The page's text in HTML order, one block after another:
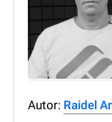
Autor: Raidel